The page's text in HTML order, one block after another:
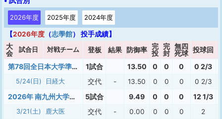
2026年度 2025年度 2024年度
【2026年度 （志學館） 投手成績】
大
会
試合日 対戦チーム 登板 結果 防御率
完
投
完
封
無四
死球 投球回
第78回全日本大学準硬式野球九州選手権大会 1試合 13.50 0 0 0 0 2/3
5/24(日) 日経大 交代 - 13.50 0 0 0 0 2/3
2026年 南九州大学準硬式春季 5試合 9.49 0 0 0 12 1/3
3/21(土) 鹿大医 交代 - 0.00 0 0 0 2